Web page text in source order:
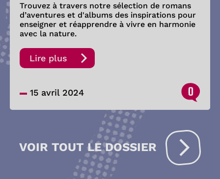
Trouvez à travers notre sélection de romans
d’aventures et d'albums des inspirations pour
enseigner et réapprendre à vivre en harmonie
avec la nature.
Lire plus
15 avril 2024 0
VOIR TOUT LE DOSSIER